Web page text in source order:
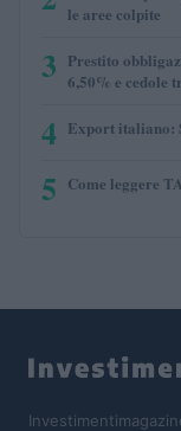
le aree colpite
3 Prestito
6,50% e cedole
4 Export italiano:
5 Come leggere